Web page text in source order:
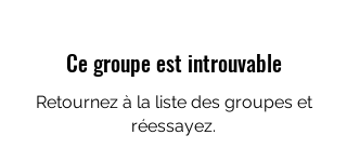
Ce groupe est introuvable
Retournez à la liste des groupes et
réessayez.